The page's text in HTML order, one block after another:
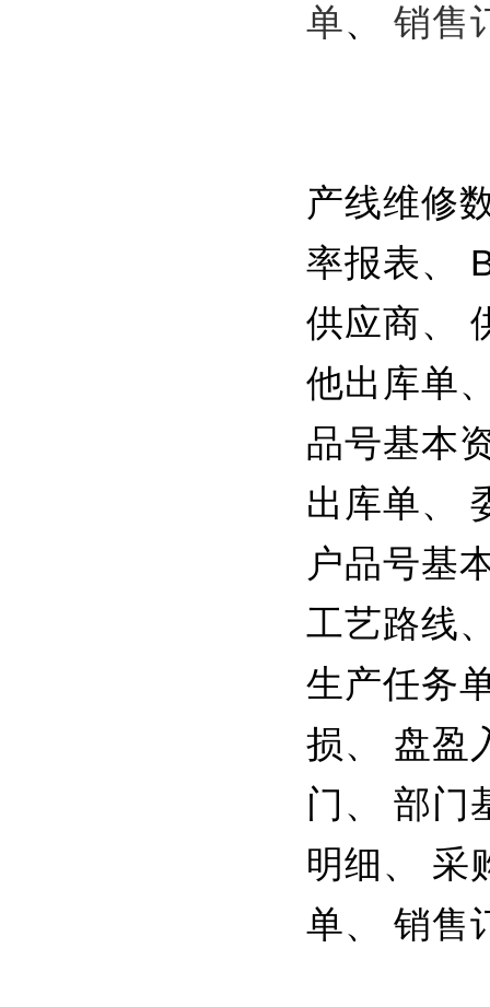
单、 销售
产线维修
率报表、
供应商、
他出库单
品号基本
出库单、
户品号基
工艺路线
生产任务
损、 盘盈
门、 部门
明细、 采
单、 销售